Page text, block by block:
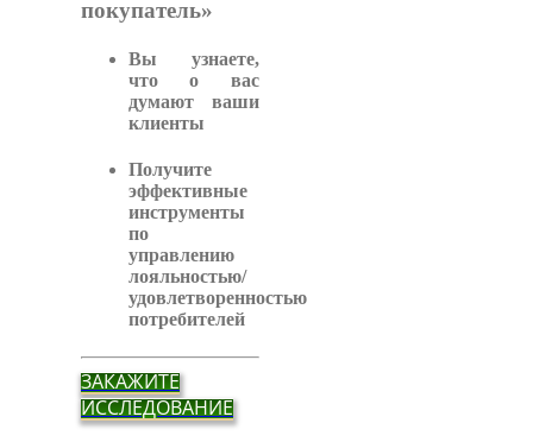
покупатель»
Вы узнаете,
что о вас
думают ваши
клиенты
Получите
эффективные
инструменты
по
управлению
лояльностью/
удовлетворенностью
потребителей
ЗАКАЖИТЕ
ИССЛЕДОВАНИЕ